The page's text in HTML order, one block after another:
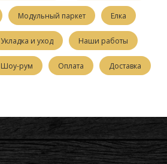
Модульный паркет Елка
Укладка и уход Наши работы
Шоу-рум Оплата Доставка